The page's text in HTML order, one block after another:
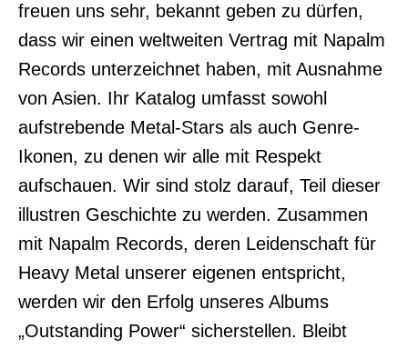
freuen uns sehr, bekannt geben zu dürfen,
dass wir einen weltweiten Vertrag mit Napalm
Records unterzeichnet haben, mit Ausnahme
von Asien. Ihr Katalog umfasst sowohl
aufstrebende Metal-Stars als auch Genre-
Ikonen, zu denen wir alle mit Respekt
aufschauen. Wir sind stolz darauf, Teil dieser
illustren Geschichte zu werden. Zusammen
mit Napalm Records, deren Leidenschaft für
Heavy Metal unserer eigenen entspricht,
werden wir den Erfolg unseres Albums
„Outstanding Power“ sicherstellen. Bleibt